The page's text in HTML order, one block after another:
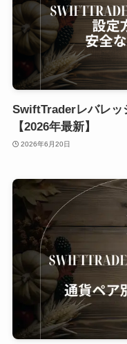
SwiftTraderレバレッ
【2026年最新】
2026年6月20日